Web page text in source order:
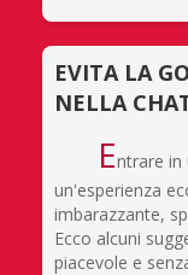
EVITA LA
NELLA
Entrare in
un'esperienza
imbarazzante,
Ecco alcuni
piacevole e